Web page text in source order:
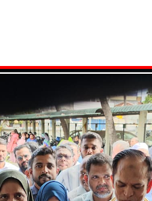
மீனவர்கள் பாதுகாப்பாக மீட்பு